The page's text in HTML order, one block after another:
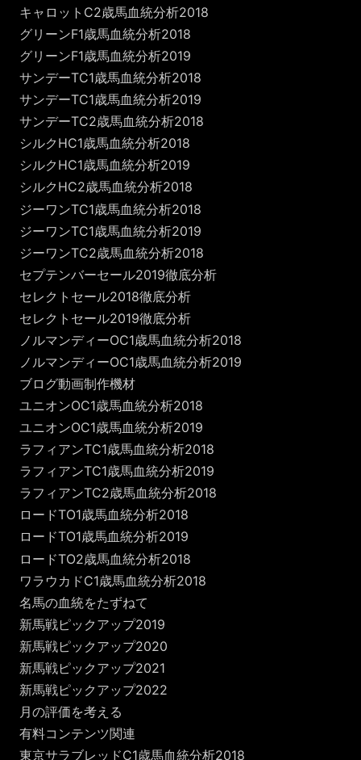
キャロットC2歳馬血統分析2018
グリーンF1歳馬血統分析2018
グリーンF1歳馬血統分析2019
サンデーTC1歳馬血統分析2018
サンデーTC1歳馬血統分析2019
サンデーTC2歳馬血統分析2018
シルクHC1歳馬血統分析2018
シルクHC1歳馬血統分析2019
シルクHC2歳馬血統分析2018
ジーワンTC1歳馬血統分析2018
ジーワンTC1歳馬血統分析2019
ジーワンTC2歳馬血統分析2018
セプテンバーセール2019徹底分析
セレクトセール2018徹底分析
セレクトセール2019徹底分析
ノルマンディーOC1歳馬血統分析2018
ノルマンディーOC1歳馬血統分析2019
ブログ動画制作機材
ユニオンOC1歳馬血統分析2018
ユニオンOC1歳馬血統分析2019
ラフィアンTC1歳馬血統分析2018
ラフィアンTC1歳馬血統分析2019
ラフィアンTC2歳馬血統分析2018
ロードTO1歳馬血統分析2018
ロードTO1歳馬血統分析2019
ロードTO2歳馬血統分析2018
ワラウカドC1歳馬血統分析2018
名馬の血統をたずねて
新馬戦ピックアップ2019
新馬戦ピックアップ2020
新馬戦ピックアップ2021
新馬戦ピックアップ2022
月の評価を考える
有料コンテンツ関連
東京サラブレッドC1歳馬血統分析2018